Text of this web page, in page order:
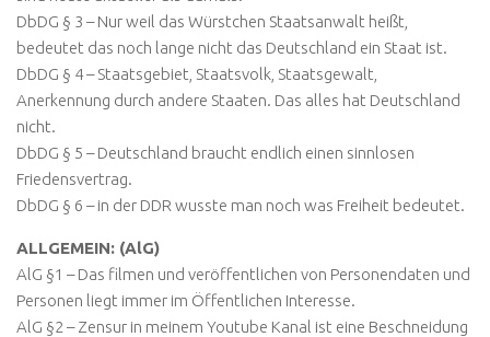
DbDG § 3 – Nur weil das Würstchen Staatsanwalt heißt,
bedeutet das noch lange nicht das Deutschland ein Staat ist.
DbDG § 4 – Staatsgebiet, Staatsvolk, Staatsgewalt,
Anerkennung durch andere Staaten. Das alles hat Deutschland
nicht.
DbDG § 5 – Deutschland braucht endlich einen sinnlosen
Friedensvertrag.
DbDG § 6 – in der DDR wusste man noch was Freiheit bedeutet.
ALLGEMEIN: (AlG)
AlG §1 – Das filmen und veröffentlichen von Personendaten und
Personen liegt immer im Öffentlichen Interesse.
AlG §2 – Zensur in meinem Youtube Kanal ist eine Beschneidung